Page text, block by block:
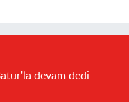
devam dedi